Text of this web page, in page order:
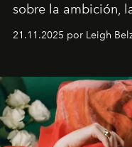
sobre la ambición,
ocasiones, la
importa si no lo
21.11.2025 por Leigh